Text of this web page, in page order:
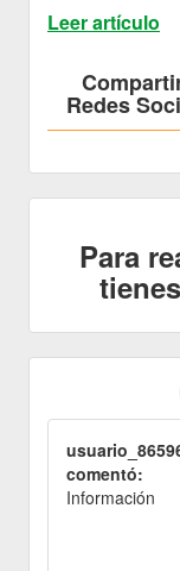
Leer artículo
Redes
Para
comentó:
Información